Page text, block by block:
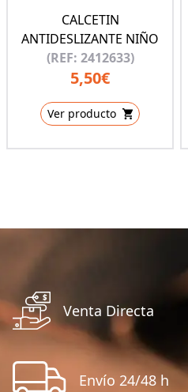
CALCETIN
ANTIDESLIZANTE NIÑO
(REF: 2412633)
5,50€
Ver producto
Venta Directa
Envío 24/48 h